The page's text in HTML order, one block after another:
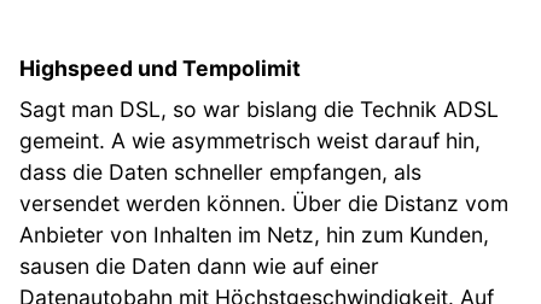
Highspeed und Tempolimit
Sagt man DSL, so war bislang die Technik ADSL
gemeint. A wie asymmetrisch weist darauf hin,
dass die Daten schneller empfangen, als
versendet werden können. Über die Distanz vom
Anbieter von Inhalten im Netz, hin zum Kunden,
sausen die Daten dann wie auf einer
Datenautobahn mit Höchstgeschwindigkeit. Auf